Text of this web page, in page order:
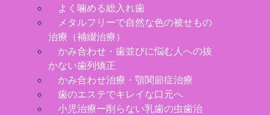
よく噛める総入れ歯
メタルフリーで自然な色の被せもの
治療（補綴治療）
かみ合わせ・歯並びに悩む人への抜
かない歯列矯正
かみ合わせ治療・顎関節症治療
歯のエステでキレイな口元へ
小児治療ー削らない乳歯の虫歯治